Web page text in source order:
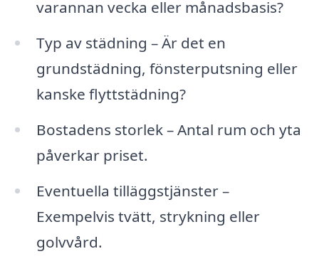
varannan vecka eller månadsbasis?
Typ av städning – Är det en
grundstädning, fönsterputsning eller
kanske flyttstädning?
Bostadens storlek – Antal rum och yta
påverkar priset.
Eventuella tilläggstjänster –
Exempelvis tvätt, strykning eller
golvvård.